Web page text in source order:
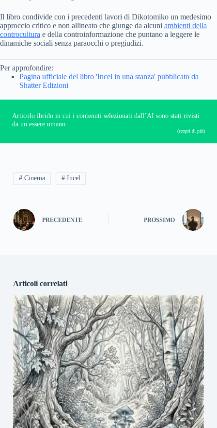
Il libro condivide con i precedenti lavori di Dikotomiko un medesimo
approccio critico e non allineato che giunge da alcuni ambienti della
controcultura e della controinformazione che puntano a leggere le
dinamiche sociali senza paraocchi o pregiudizi.
Per approfondire:
Pagina ufficiale del libro 'Incel in una stanza' pubblicato da
Shatter Edizioni
Articolo ibrido in cui i contenuti selezionati dall’AI sono stati rivisti
da un essere umano.
(scopri di più)
# Cinema # Incel
PRECEDENTE PROSSIMO
Articoli correlati